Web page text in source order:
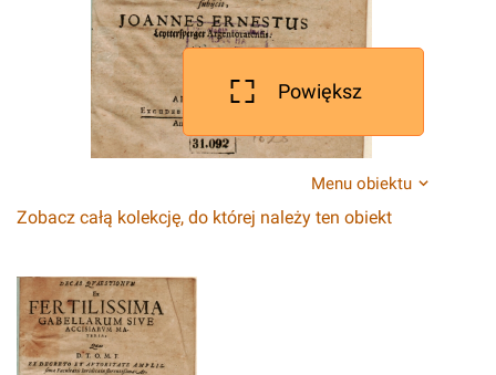
Powiększ
Menu obiektu
Zobacz całą kolekcję, do której należy ten obiekt